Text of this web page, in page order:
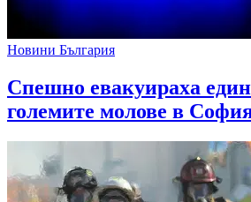
Новини България
Спешно евакуираха
големите молове в